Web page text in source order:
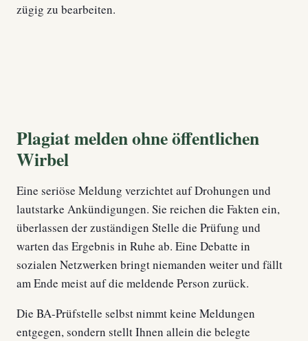
zügig zu bearbeiten.
Plagiat melden ohne öffentlichen
Wirbel
Eine seriöse Meldung verzichtet auf Drohungen und
lautstarke Ankündigungen. Sie reichen die Fakten ein,
überlassen der zuständigen Stelle die Prüfung und
warten das Ergebnis in Ruhe ab. Eine Debatte in
sozialen Netzwerken bringt niemanden weiter und fällt
am Ende meist auf die meldende Person zurück.
Die BA-Prüfstelle selbst nimmt keine Meldungen
entgegen, sondern stellt Ihnen allein die belegte